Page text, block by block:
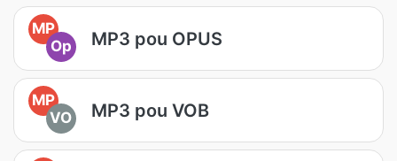
MP
Op
MP3 pou OPUS
MP
VO
MP3 pou VOB